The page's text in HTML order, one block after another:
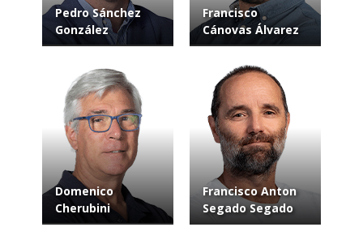
Pedro Sánchez
González
Francisco
Cánovas Álvarez
Domenico
Cherubini
Francisco Anton
Segado Segado